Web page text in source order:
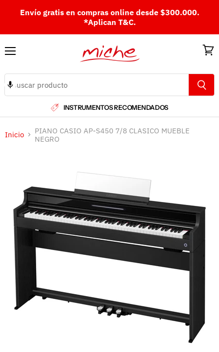
Envío gratis en compras online desde $300.000.
*Aplican T&C.
INSTRUMENTOS RECOMENDADOS
Inicio
PIANO CASIO AP-S450 7/8 CLASICO MUEBLE
NEGRO